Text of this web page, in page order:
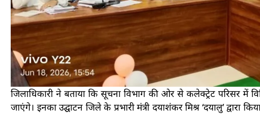
जिलाधिकारी ने बताया कि सूचना विभाग की ओर से कलेक्ट्रेट परिसर में
जाएंगे। इनका उद्घाटन जिले के प्रभारी मंत्री दयाशंकर मिश्र ‘दयालु’